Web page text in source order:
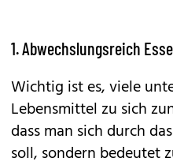
1. Abwechslungsreich
Wichtig ist es, viele
Lebensmittel zu sich
dass man sich durch
soll, sondern bedeutet